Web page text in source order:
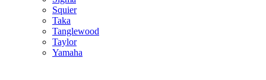
Squier
Taka
Tanglewood
Taylor
Yamaha